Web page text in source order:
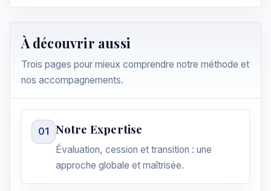
À découvrir aussi
Trois pages pour mieux comprendre notre méthode et
nos accompagnements.
01 Notre Expertise
Évaluation, cession et transition : une
approche globale et maîtrisée.